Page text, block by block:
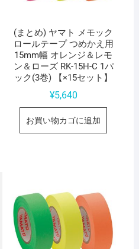
(まとめ) ヤマト メモック
ロールテープ つめかえ用
15mm幅 オレンジ＆レモ
ン＆ローズ RK-15H-C 1パ
ック(3巻) 【×15セット】
¥5,640
お買い物カゴに追加